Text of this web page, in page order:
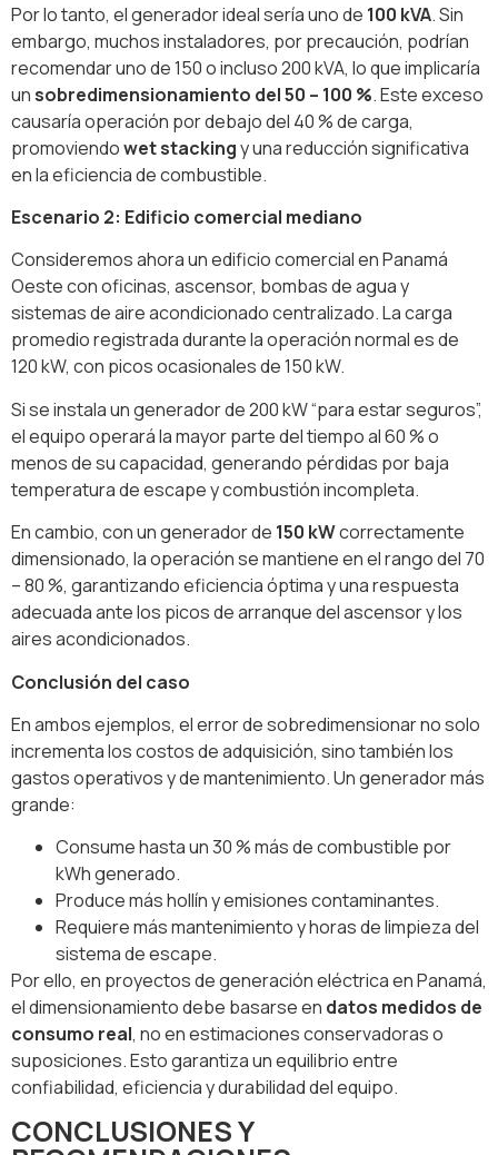
Por lo tanto, el generador ideal sería uno de 100 kVA. Sin
embargo, muchos instaladores, por precaución, podrían
recomendar uno de 150 o incluso 200 kVA, lo que implicaría
unsobredimensionamiento del 50 – 100 %. Este exceso
causaría operación por debajo del 40 % de carga,
promoviendowet stackingy una reducción significativa
en la eficiencia de combustible.
Escenario 2: Edificio comercial mediano
Consideremos ahora un edificio comercial en Panamá
Oeste con oficinas, ascensor, bombas de agua y
sistemas de aire acondicionado centralizado. La carga
promedio registrada durante la operación normal es de
120 kW, con picos ocasionales de 150 kW.
Si se instala un generador de 200 kW “para estar seguros”,
el equipo operará la mayor parte del tiempo al 60 % o
menos de su capacidad, generando pérdidas por baja
temperatura de escape y combustión incompleta.
En cambio, con un generador de 150 kWcorrectamente
dimensionado, la operación se mantiene en el rango del 70
– 80 %, garantizando eficiencia óptima y una respuesta
adecuada ante los picos de arranque del ascensor y los
aires acondicionados.
Conclusión del caso
En ambos ejemplos, el error de sobredimensionar no solo
incrementa los costos de adquisición, sino también los
gastos operativos y de mantenimiento. Un generador más
grande:
Consume hasta un 30 % más de combustible por
kWh generado.
Produce más hollín y emisiones contaminantes.
Requiere más mantenimiento y horas de limpieza del
sistema de escape.
Por ello, en proyectos de generación eléctrica en Panamá,
el dimensionamiento debe basarse en datos medidos de
consumo real, no en estimaciones conservadoras o
suposiciones. Esto garantiza un equilibrio entre
confiabilidad, eficiencia y durabilidad del equipo.
CONCLUSIONES Y